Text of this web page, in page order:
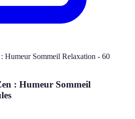
: Humeur Sommeil